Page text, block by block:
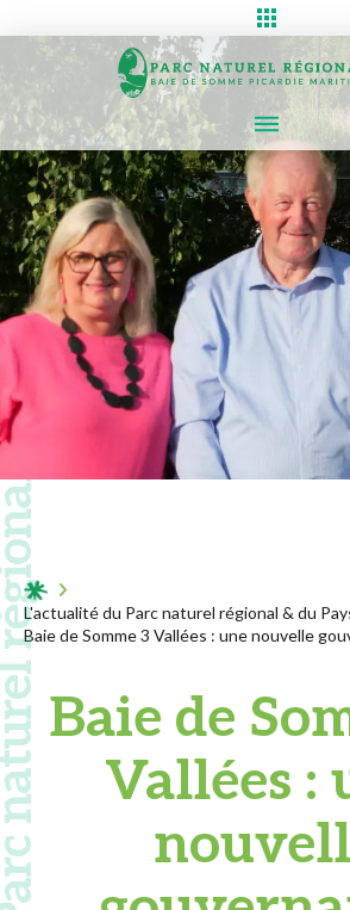
régional
Acceuil
L'actualité du Parc naturel régional & du
Baie de Somme 3 Vallées : une nouvelle
Baie de
Vallées :